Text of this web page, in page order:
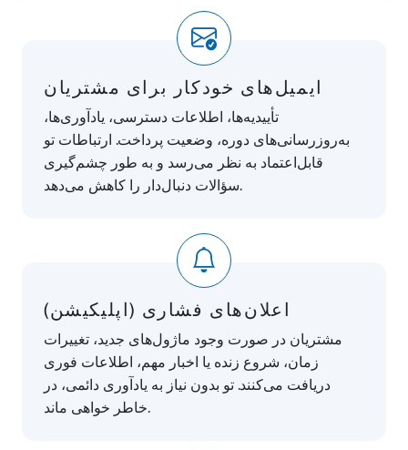
ایمیل‌های خودکار برای مشتریان
تأییدیه‌ها، اطلاعات دسترسی، یادآوری‌ها،
به‌روزرسانی‌های دوره، وضعیت پرداخت. ارتباطات تو
قابل‌اعتماد به نظر می‌رسد و به طور چشم‌گیری
سؤالات دنبال‌دار را کاهش می‌دهد.
اعلان‌های فشاری (اپلیکیشن)
مشتریان در صورت وجود ماژول‌های جدید، تغییرات
زمان، شروع زنده یا اخبار مهم، اطلاعات فوری
دریافت می‌کنند. تو بدون نیاز به یادآوری دائمی، در
خاطر خواهی ماند.